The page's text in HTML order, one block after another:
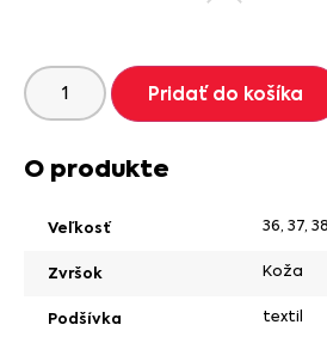
Pridať do košíka
O produkte
Veľkosť 36, 37, 38
Zvršok Koža
Podšívka textil